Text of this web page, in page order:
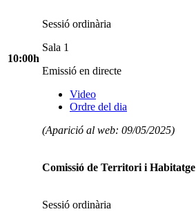
10:00h
Sessió ordinària
Sala 1
Emissió en directe
Video
Ordre del dia
(Aparició al web: 09/05/2025)
Comissió de Territori i Habitatge
Sessió ordinària